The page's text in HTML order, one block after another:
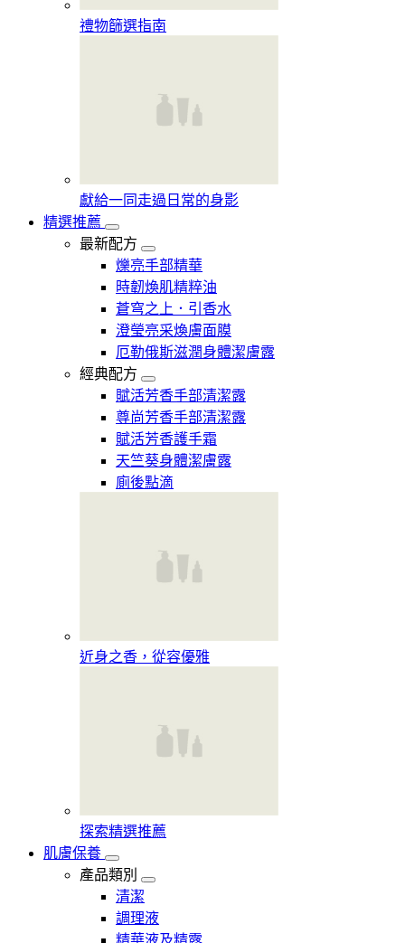
禮物篩選指南
獻給一同走過日常的身影
精選推薦
最新配方
爍亮手部精華
時韌煥肌精粹油
蒼穹之上．引香水
澄瑩亮采煥膚面膜
厄勒俄斯滋潤身體潔膚露
經典配方
賦活芳香手部清潔露
尊尚芳香手部清潔露
賦活芳香護手霜
天竺葵身體潔膚露
廁後點滴
近身之香，從容優雅
探索精選推薦
肌膚保養
產品類別
清潔
調理液
精華液及精露